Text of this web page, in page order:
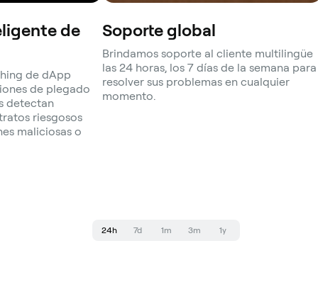
de
de dApp
de plegado
detectan
riesgosos
maliciosas o
Soporte global
Brindamos soporte al cliente multilingüe
las 24 horas, los 7 días de la semana para
resolver sus problemas en cualquier
momento.
24h 7d 1m 3m 1y